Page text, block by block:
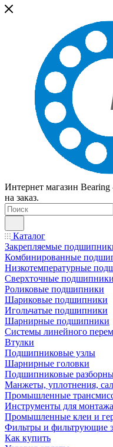
Интернет магазин
на заказ.
Каталог
Закрепляемые
Комбинированные
Низкотемпературные
Сверхточные подшипники
Роликовые подшипники
Шариковые подшипники
Игольчатые подшипники
Шарнирные подшипники
Системы линейного
Втулки
Подшипниковые узлы
Шарнирные головки
Подшипниковые
Манжеты, уплотнения,
Промышленные
Инструменты для
Промышленные клеи и
Фильтры и фильтрующие
Как купить